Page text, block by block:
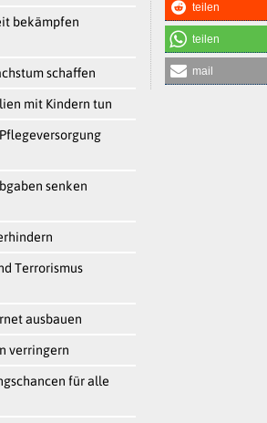
bekämpfen
schaffen
mit Kindern tun
senken
Terrorismus
ausbauen
verringern
für alle
teilen
teilen
mail